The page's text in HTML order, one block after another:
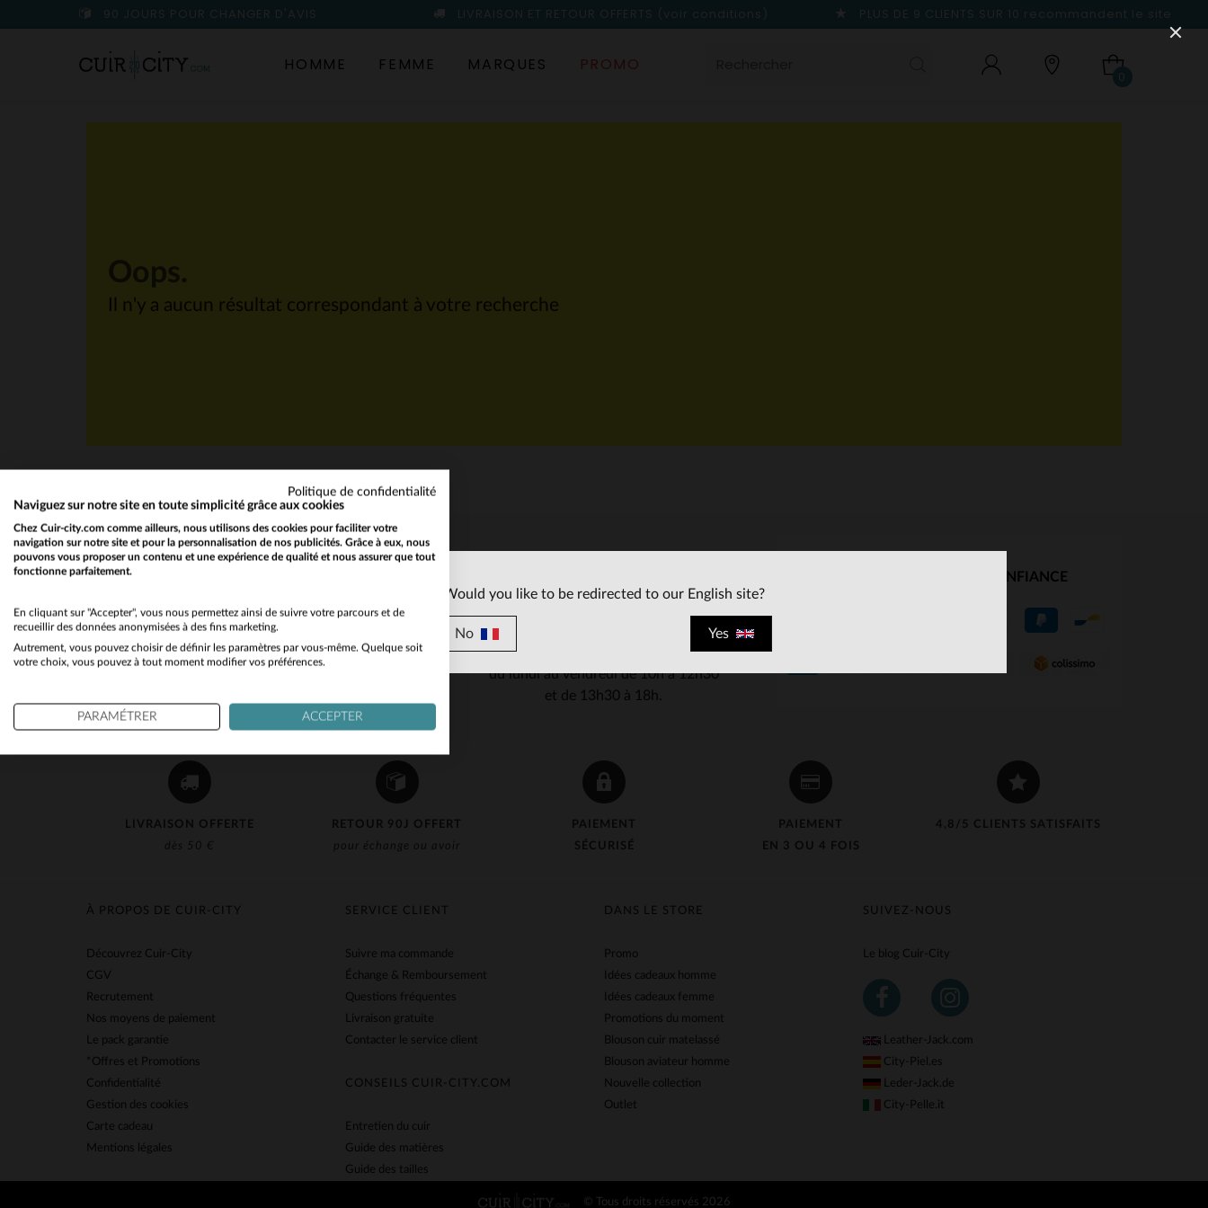
90 JOURS POUR CHANGER D'AVIS LIVRAISON ET RETOUR OFFERTS (voir conditions) PLUS DE 9 CLIENTS SUR 10 recommandent le site
HOMME FEMME MARQUES PROMO
0
Il n'y a aucun résultat correspondant à votre recherche
LIVRAISON OFFERTE
dès 50 €
RETOUR 90J OFFERT
pour échange ou avoir
PAIEMENT
SÉCURISÉ
PAIEMENT
EN 3 OU 4 FOIS
4,8/5 CLIENTS SATISFAITS
Recevez par mail nos promos
et bons plans !
au 03 59 08 80 80
contact@cuir-
du lundi au vendredi de 10h à 12h30
et de 13h30 à 18h.
NOS PARTENAIRES DE CONFIANCE
SUIVEZ-NOUS
Le blog Cuir-City
Leather-Jack.com
City-Piel.es
Leder-Jack.de
City-Pelle.it
SERVICE CLIENT
Suivre ma commande
Échange & Remboursement
Questions fréquentes
Livraison gratuite
Contacter le service client
CONSEILS CUIR-CITY.COM
Entretien du cuir
Guide des matières
Guide des tailles
DANS LE STORE
Promo
Idées cadeaux homme
Idées cadeaux femme
Promotions du moment
Blouson cuir matelassé
Blouson aviateur homme
Nouvelle collection
Outlet
À PROPOS DE CUIR-CITY
Découvrez Cuir-City
CGV
Recrutement
Nos moyens de paiement
Le pack garantie
*Offres et Promotions
Confidentialité
Gestion des cookies
Carte cadeau
Mentions légales
© Tous droits réservés 2026
Would you like to be redirected to our English site?
No Yes
Politique de confidentialité
Naviguez sur notre site en toute simplicité grâce aux cookies
Chez Cuir-city.com comme ailleurs, nous utilisons des cookies pour faciliter votre
navigation sur notre site et pour la personnalisation de nos publicités. Grâce à eux, nous
pouvons vous proposer un contenu et une expérience de qualité et nous assurer que tout
fonctionne parfaitement.
En cliquant sur "Accepter", vous nous permettez ainsi de suivre votre parcours et de
recueillir des données anonymisées à des fins marketing.
Autrement, vous pouvez choisir de définir les paramètres par vous-même. Quelque soit
votre choix, vous pouvez à tout moment modifier vos préférences.
PARAMÉTRER ACCEPTER